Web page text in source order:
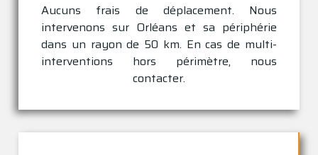
Aucuns frais de déplacement. Nous
intervenons sur Orléans et sa périphérie
dans un rayon de 50 km. En cas de multi-
interventions hors périmètre, nous
contacter.